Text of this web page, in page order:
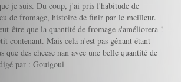
je suis. Du coup, j'ai pris l'habitude de
de fromage, histoire de finir par le meilleur.
être que la quantité de fromage s'améliorera !
contenant. Mais cela n'est pas gênant étant
des cheese nan avec une belle quantité de
par : Gouigoui